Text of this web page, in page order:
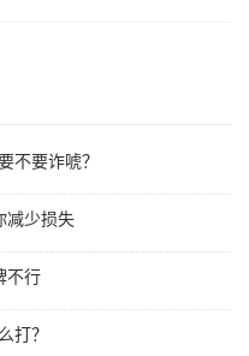
不要诈唬？
减少损失
不行
打？